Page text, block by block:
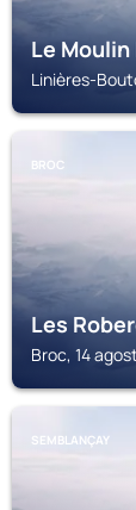
Le
Linières-
BROC
Les
Broc, 14
SEMBLANÇAY